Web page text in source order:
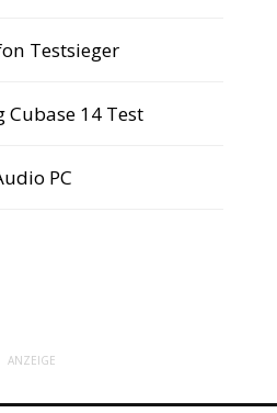
Testsieger
Cubase 14 Test
PC
ANZEIGE